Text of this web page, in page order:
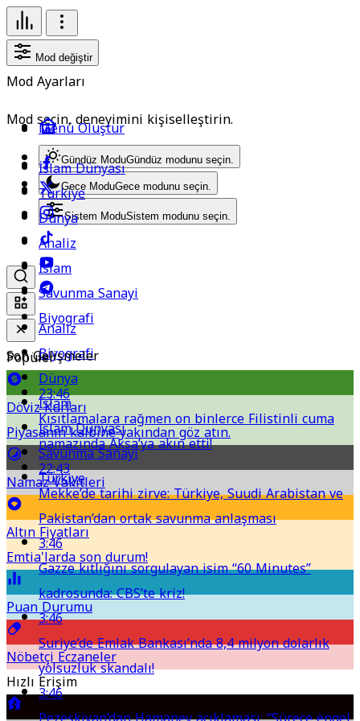
Mod değiştir
Mod Ayarları
Mod seçin, deneyimini kişiselleştirin.
Gündüz ModuGündüz modunu seçin.
Gece ModuGece modunu seçin.
Sistem ModuSistem modunu seçin.
Popüler
Döviz Kurları
Piyasanın kalbine yakından göz atın.
Namaz Vakitleri
Altın Fiyatları
Emtia'larda son durum!
Puan Durumu
Nöbetçi Eczaneler
Hızlı Erişim
Menü Oluştur
Analiz
Biyografi
Dünya
İslam
İslam Dünyası
Savunma Sanayi
Türkiye
İslam Dünyası
Türkiye
Dünya
Analiz
İslam
Savunma Sanayi
Biyografi
Son Gelişmeler
23:46
Kısıtlamalara rağmen on binlerce Filistinli cuma
namazında Aksa’ya akın etti!
22:43
Mekke’de tarihi zirve: Türkiye, Suudi Arabistan ve
Pakistan’dan ortak savunma anlaşması
3:46
Gazze kıtlığını sorgulayan isim “60 Minutes”
kadrosunda: CBS’te kriz!
3:46
Suriye’de Emlak Bankası’nda 8,4 milyon dolarlık
yolsuzluk skandalı!
3:46